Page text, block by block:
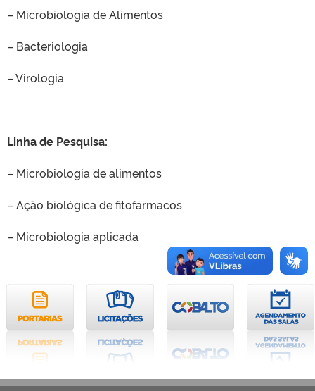
– Microbiologia de Alimentos
– Bacteriologia
– Virologia
Linha de Pesquisa:
– Microbiologia de alimentos
– Ação biológica de fitofármacos
– Microbiologia aplicada